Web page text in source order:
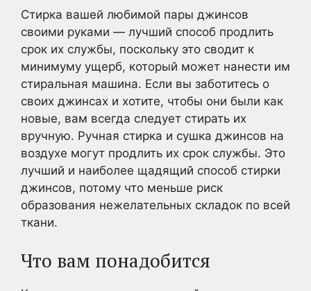
Стирка вашей любимой пары джинсов
своими руками — лучший способ продлить
срок их службы, поскольку это сводит к
минимуму ущерб, который может нанести им
стиральная машина. Если вы заботитесь о
своих джинсах и хотите, чтобы они были как
новые, вам всегда следует стирать их
вручную. Ручная стирка и сушка джинсов на
воздухе могут продлить их срок службы. Это
лучший и наиболее щадящий способ стирки
джинсов, потому что меньше риск
образования нежелательных складок по всей
ткани.
Что вам понадобится